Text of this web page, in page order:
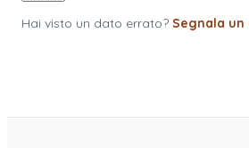
Hai visto un dato errato? Segnala un